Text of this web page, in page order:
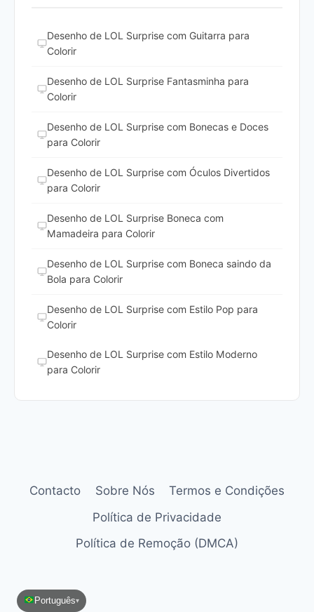
Desenho de LOL Surprise com Guitarra para
Colorir
Desenho de LOL Surprise Fantasminha para
Colorir
Desenho de LOL Surprise com Bonecas e Doces
para Colorir
Desenho de LOL Surprise com Óculos Divertidos
para Colorir
Desenho de LOL Surprise Boneca com
Mamadeira para Colorir
Desenho de LOL Surprise com Boneca saindo da
Bola para Colorir
Desenho de LOL Surprise com Estilo Pop para
Colorir
Desenho de LOL Surprise com Estilo Moderno
para Colorir
Contacto Sobre Nós
Termos e Condições
Política de Privacidade
Política de Remoção (DMCA)
Português▾